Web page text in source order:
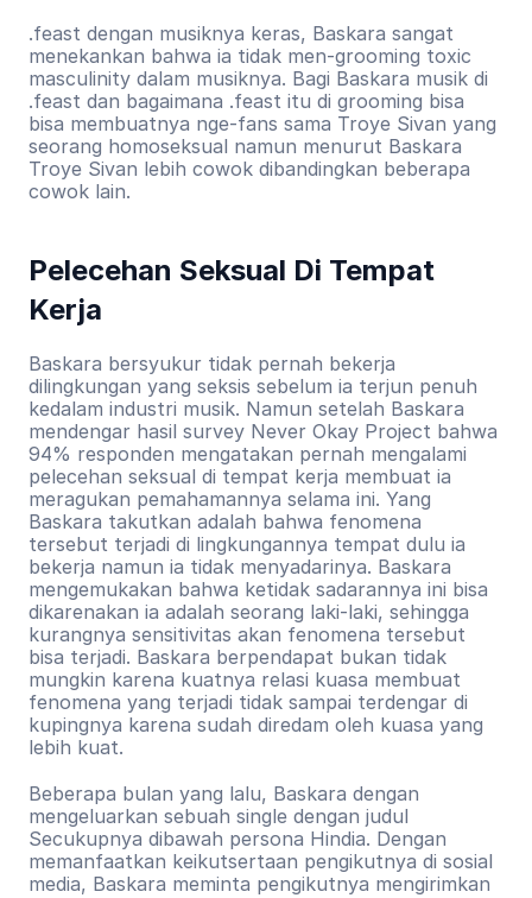
.feast dengan musiknya keras, Baskara sangat
menekankan bahwa ia tidak men-grooming toxic
masculinity dalam musiknya. Bagi Baskara musik di
.feast dan bagaimana .feast itu di grooming bisa
bisa membuatnya nge-fans sama Troye Sivan yang
seorang homoseksual namun menurut Baskara
Troye Sivan lebih cowok dibandingkan beberapa
cowok lain.
Pelecehan Seksual Di Tempat
Kerja
Baskara bersyukur tidak pernah bekerja
dilingkungan yang seksis sebelum ia terjun penuh
kedalam industri musik. Namun setelah Baskara
mendengar hasil survey Never Okay Project bahwa
94% responden mengatakan pernah mengalami
pelecehan seksual di tempat kerja membuat ia
meragukan pemahamannya selama ini. Yang
Baskara takutkan adalah bahwa fenomena
tersebut terjadi di lingkungannya tempat dulu ia
bekerja namun ia tidak menyadarinya. Baskara
mengemukakan bahwa ketidak sadarannya ini bisa
dikarenakan ia adalah seorang laki-laki, sehingga
kurangnya sensitivitas akan fenomena tersebut
bisa terjadi. Baskara berpendapat bukan tidak
mungkin karena kuatnya relasi kuasa membuat
fenomena yang terjadi tidak sampai terdengar di
kupingnya karena sudah diredam oleh kuasa yang
lebih kuat.
Beberapa bulan yang lalu, Baskara dengan
mengeluarkan sebuah single dengan judul
Secukupnya dibawah persona Hindia. Dengan
memanfaatkan keikutsertaan pengikutnya di sosial
media, Baskara meminta pengikutnya mengirimkan